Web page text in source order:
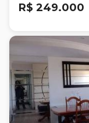
R$ 249.000